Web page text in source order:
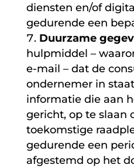
diensten en/of
gedurende een
Duurzame
hulpmiddel –
e-mail – dat de
ondernemer in
informatie die aan
gericht, op te slaan
toekomstige
gedurende een
afgestemd op het